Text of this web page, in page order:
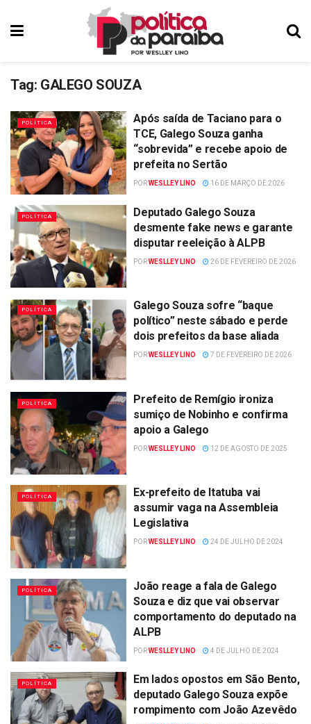
Tag: GALEGO SOUZA
POLÍTICA
Após saída de Taciano para o
TCE, Galego Souza ganha
“sobrevida” e recebe apoio de
prefeita no Sertão
PORWESLLEY LINO 16 DE MARÇO DE 2026
POLÍTICA
Deputado Galego Souza
desmente fake news e garante
disputar reeleição à ALPB
PORWESLLEY LINO 26 DE FEVEREIRO DE 2026
POLÍTICA
Galego Souza sofre “baque
político” neste sábado e perde
dois prefeitos da base aliada
PORWESLLEY LINO 7 DE FEVEREIRO DE 2026
POLÍTICA
Prefeito de Remígio ironiza
sumiço de Nobinho e confirma
apoio a Galego
PORWESLLEY LINO 12 DE AGOSTO DE 2025
POLÍTICA
Ex-prefeito de Itatuba vai
assumir vaga na Assembleia
Legislativa
PORWESLLEY LINO 24 DE JULHO DE 2024
POLÍTICA
João reage a fala de Galego
Souza e diz que vai observar
comportamento do deputado na
ALPB
PORWESLLEY LINO 4 DE JULHO DE 2024
POLÍTICA
Em lados opostos em São Bento,
deputado Galego Souza expõe
rompimento com João Azevêdo